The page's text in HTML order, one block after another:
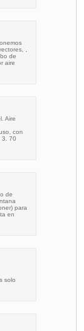
,
de
aire
Aire
con
3. 70
de
para
en
solo